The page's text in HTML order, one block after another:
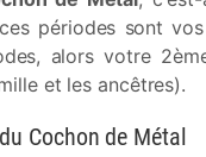
périodes sont vos
alors votre
et les ancêtres).
Cochon de Métal